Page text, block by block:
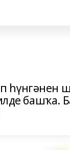
һүнгәнен